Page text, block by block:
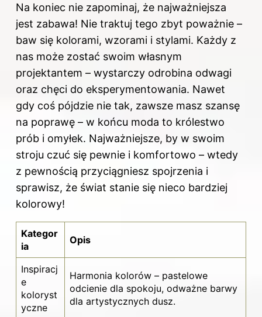
Na koniec nie zapominaj, że najważniejsza
jest zabawa! Nie traktuj tego zbyt poważnie –
baw się kolorami, wzorami i stylami. Każdy z
nas może zostać swoim własnym
projektantem – wystarczy odrobina odwagi
oraz chęci do eksperymentowania. Nawet
gdy coś pójdzie nie tak, zawsze masz szansę
na poprawę – w końcu moda to królestwo
prób i omyłek. Najważniejsze, by w swoim
stroju czuć się pewnie i komfortowo – wtedy
z pewnością przyciągniesz spojrzenia i
sprawisz, że świat stanie się nieco bardziej
kolorowy!
Kategor
ia
Opis
Inspiracj
e
koloryst
yczne
Harmonia kolorów – pastelowe
odcienie dla spokoju, odważne barwy
dla artystycznych dusz.